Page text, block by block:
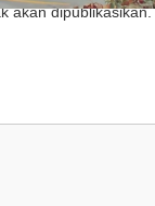
akan dipublikasikan.